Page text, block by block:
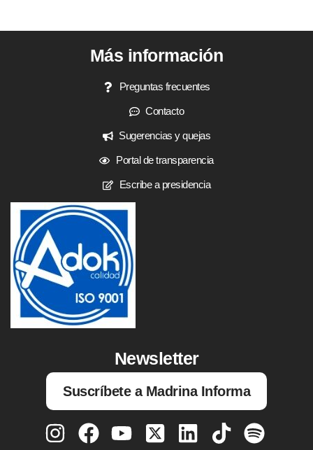
Más información
Preguntas frecuentes
Contacto
Sugerencias y quejas
Portal de transparencia
Escribe a presidencia
Newsletter
Suscríbete a Madrina Informa